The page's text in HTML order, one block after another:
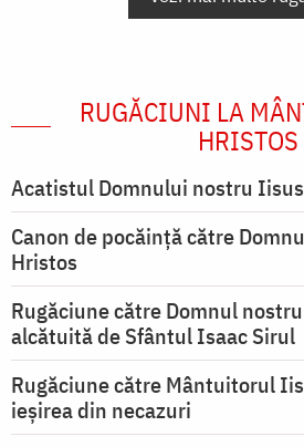
RUGĂCIUNI LA
HRISTOS
Acatistul Domnului nostru
Canon de pocăință către
Hristos
Rugăciune către Domnul
alcătuită de Sfântul Isaac Sirul
Rugăciune către Mântuitorul
ieşirea din necazuri